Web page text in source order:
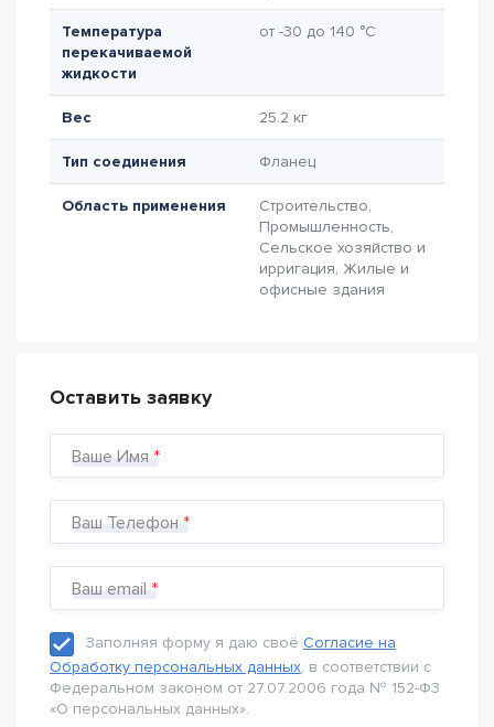
Температура
перекачиваемой
жидкости
от -30 до 140 °C
Вес 25.2 кг
Тип соединения Фланец
Область применения
Строительство,
Промышленность,
Сельское хозяйство и
ирригация, Жилые и
офисные здания
Оставить заявку
Ваше Имя
Ваш Телефон
Ваш email
Заполняя форму я даю своё Согласие на
Обработку персональных данных, в соответствии с
Федеральном законом от 27.07.2006 года № 152-Ф3
«О персональных данных».